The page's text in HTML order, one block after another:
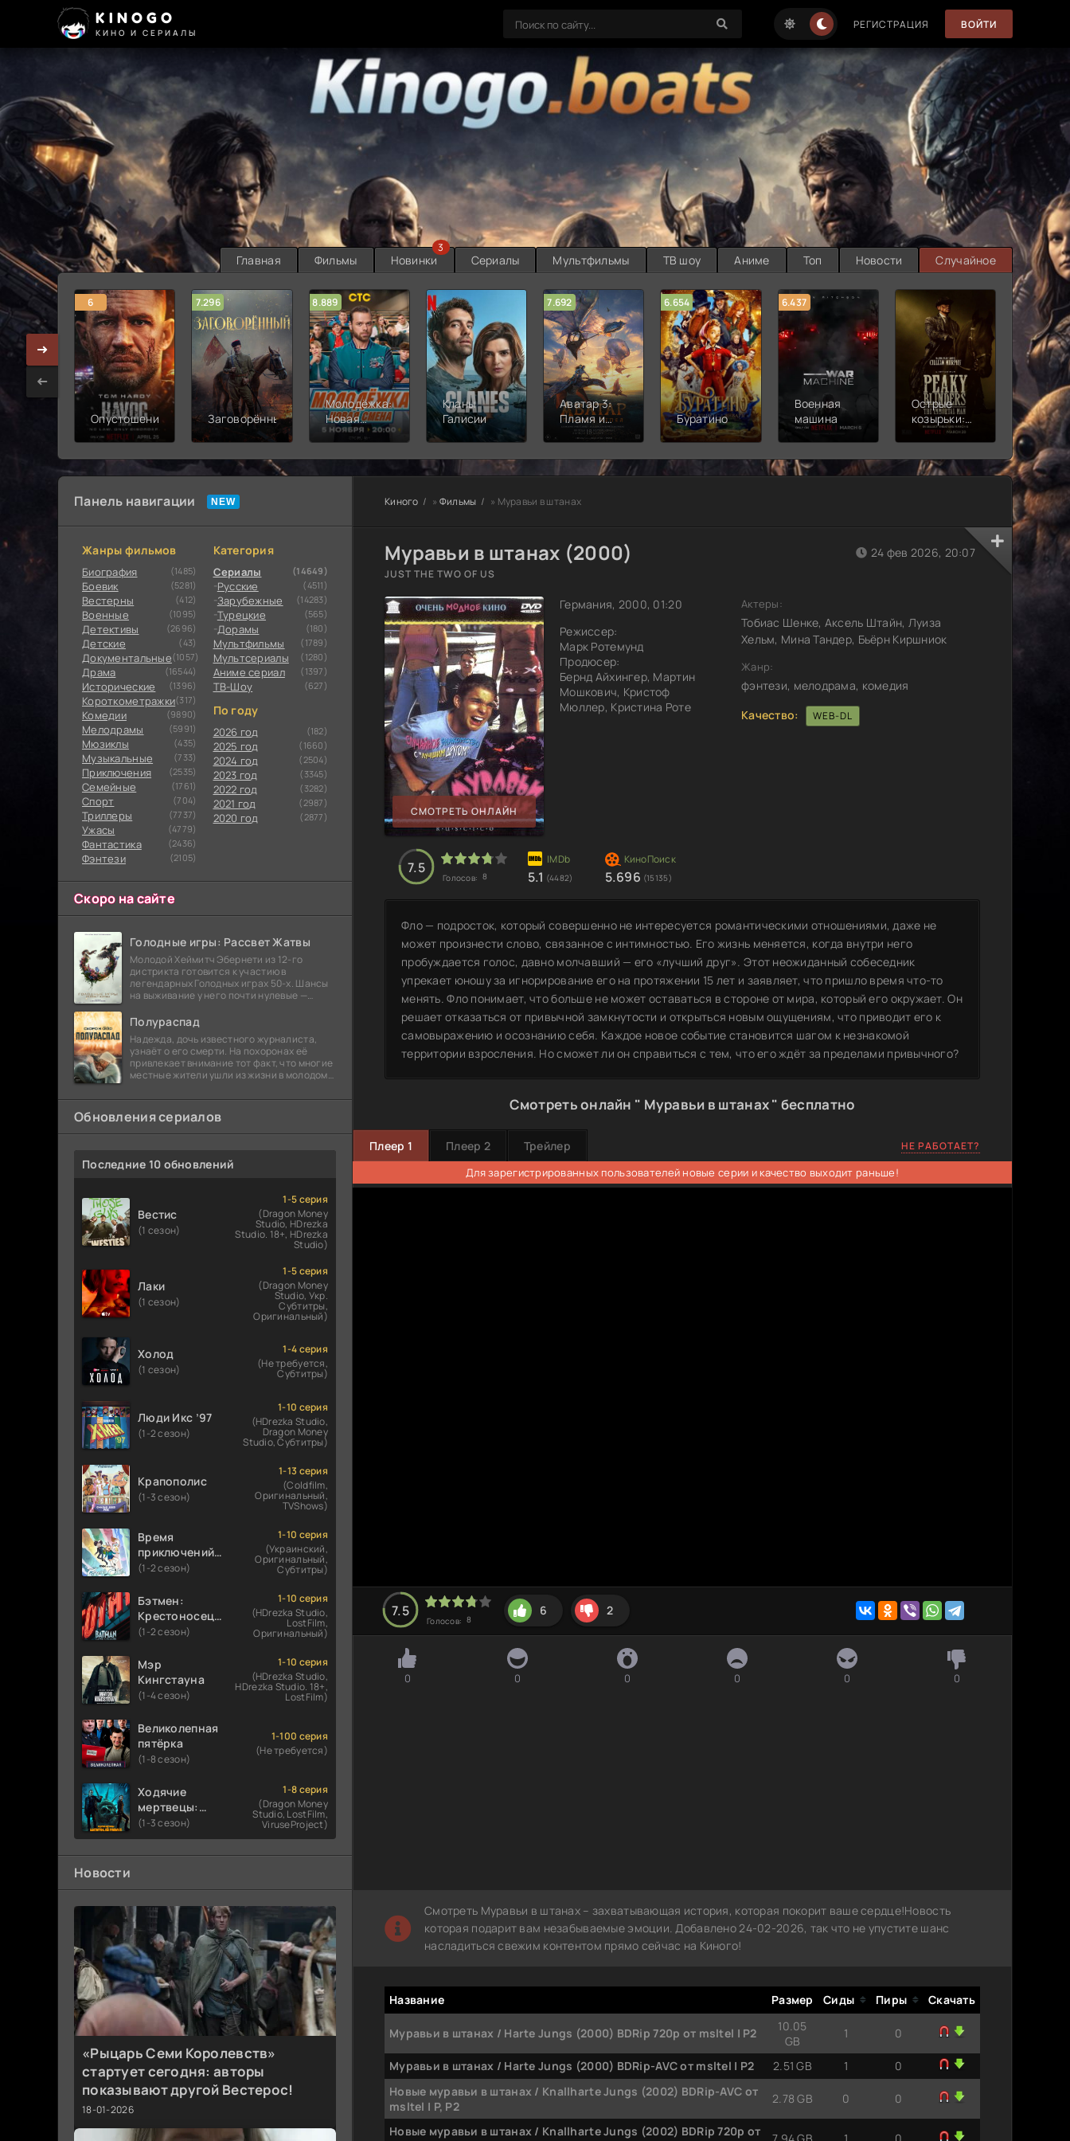
KINOGO
КИНО И СЕРИАЛЫ
РЕГИСТРАЦИЯ ВОЙТИ
Главная Фильмы Новинки
3
Сериалы Мультфильмы ТВ шоу Аниме Топ Новости Случайное
6
Опустошение
7.296
Заговорённый
8.889
Молодёжка:
Новая
смена
Кланы
Галисии
7.692
Аватар 3:
Пламя и
пепел
6.654
Буратино
6.437
Военная
машина
Острые
козырьки:
Бессмертный
7.187
2
Панель навигации
Жанры фильмов
Биография (1485)
Боевик (5281)
Вестерны (412)
Военные (1095)
Детективы (2696)
Детские (43)
Документальные(1057)
Драма (16544)
Исторические (1396)
Короткометражки(317)
Комедии (9890)
Мелодрамы (5991)
Мюзиклы (435)
Музыкальные (733)
Приключения (2535)
Семейные (1761)
Cпорт (704)
Триллеры (7737)
Ужасы (4779)
Фантастика (2436)
Фэнтези (2105)
Категория
Сериалы (14649)
Русские (4511)
Зарубежные (14283)
Турецкие (565)
Дорамы (180)
Мультфильмы (1789)
Мультсериалы (1280)
Аниме сериал (1397)
ТВ-Шоу (627)
По году
2026 год (182)
2025 год (1660)
2024 год (2504)
2023 год (3345)
2022 год (3282)
2021 год (2987)
2020 год (2877)
Скоро на сайте
Голодные игры: Рассвет Жатвы
Молодой Хеймитч Эбернети из 12-го
дистрикта готовится к участию в
легендарных Голодных играх 50-х. Шансы
на выживание у него почти нулевые —
победу еще сорок
Полураспад
Надежда, дочь известного журналиста,
узнаёт о его смерти. На похоронах её
привлекает внимание тот факт, что многие
местные жители ушли из жизни в молодом
бомбы
Обновления сериалов
Последние 10 обновлений
Вестис
(1 сезон)
1-5 серия
(Dragon Money
Studio, HDrezka
Studio. 18+, HDrezka
Studio)
Лаки
(1 сезон)
1-5 серия
(Dragon Money
Studio, Укр.
Субтитры,
Оригинальный)
Холод
(1 сезон)
1-4 серия
(Не требуется,
Субтитры)
Люди Икс ’97
(1-2 сезон)
1-10 серия
(HDrezka Studio,
Dragon Money
Studio, Субтитры)
Крапополис
(1-3 сезон)
1-13 серия
(Coldfilm,
Оригинальный,
TVShows)
Время
приключений:
Фионна и Кейк
(1-2 сезон)
1-10 серия
(Украинский,
Оригинальный,
Субтитры)
Бэтмен:
Крестоносец в
плаще
(1-2 сезон)
1-10 серия
(HDrezka Studio,
LostFilm,
Оригинальный)
Мэр
Кингстауна
(1-4 сезон)
1-10 серия
(HDrezka Studio,
HDrezka Studio. 18+,
LostFilm)
Великолепная
пятёрка
(1-8 сезон)
1-100 серия
(Не требуется)
Ходячие
мертвецы:
Мертвый
город
(1-3 сезон)
1-8 серия
(Dragon Money
Studio, LostFilm,
ViruseProject)
Новости
«Рыцарь Семи Королевств»
стартует сегодня: авторы
показывают другой Вестерос!
18-01-2026
Киного » Фильмы » Муравьи в штанах
Муравьи в штанах (2000)
JUST THE TWO OF US
СМОТРЕТЬ ОНЛАЙН
Германия, 2000, 01:20
Режиссер:
Марк Ротемунд
Продюсер:
Бернд Айхингер, Мартин
Мошкович, Кристоф
Мюллер, Кристина Роте
24 фев 2026, 20:07
Актеры:
Тобиас Шенке, Аксель Штайн, Луиза
Хельм, Мина Тандер, Бьёрн Киршниок
Жанр:
фэнтези, мелодрама, комедия
Качество:
WEB-DL
7.5
Голосов: 8 5.1 (4482) 5.696 (15135)
Фло — подросток, который совершенно не интересуется романтическими отношениями, даже не
может произнести слово, связанное с интимностью. Его жизнь меняется, когда внутри него
пробуждается голос, давно молчавший — его «лучший друг». Этот неожиданный собеседник
упрекает юношу за игнорирование его на протяжении 15 лет и заявляет, что пришло время что-то
менять. Фло понимает, что больше не может оставаться в стороне от мира, который его окружает. Он
решает отказаться от привычной замкнутости и открыться новым ощущениям, что приводит его к
самовыражению и осознанию себя. Каждое новое событие становится шагом к незнакомой
территории взросления. Но сможет ли он справиться с тем, что его ждёт за пределами привычного?
Смотреть онлайн " Муравьи в штанах " бесплатно
Плеер 1 Плеер 2 Трейлер НЕ РАБОТАЕТ?
Для зарегистрированных пользователей новые серии и качество выходит раньше!
7.5
Голосов: 8
6 2
0 0 0 0 0 0
Смотреть Муравьи в штанах – захватывающая история, которая покорит ваше сердце!Новость
которая подарит вам незабываемые эмоции. Добавлено 24-02-2026, так что не упустите шанс
насладиться свежим контентом прямо сейчас на Киного!
Название Размер Сиды Пиры Скачать
Муравьи в штанах / Harte Jungs (2000) BDRip 720p от msltel | P2
10.05
GB
1 0
Муравьи в штанах / Harte Jungs (2000) BDRip-AVC от msltel | P2 2.51 GB 1
0
Новые муравьи в штанах / Knallharte Jungs (2002) BDRip-AVC от
msltel | P, P2
2.78 GB 0 0
Новые муравьи в штанах / Knallharte Jungs (2002) BDRip 720p от